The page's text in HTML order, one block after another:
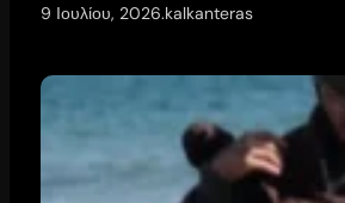
9 Ιουλίου, 2026.kalkanteras